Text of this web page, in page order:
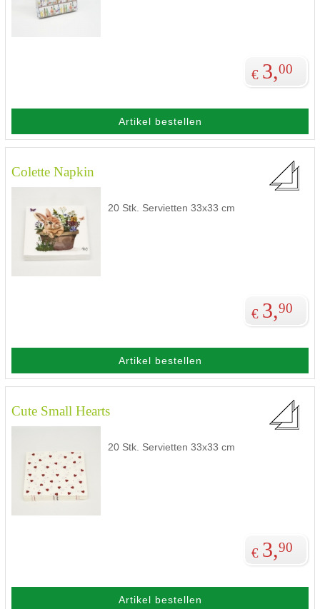
€ 3,00
Artikel bestellen
Colette Napkin
20 Stk. Servietten 33x33 cm
€ 3,90
Artikel bestellen
Cute Small Hearts
20 Stk. Servietten 33x33 cm
€ 3,90
Artikel bestellen